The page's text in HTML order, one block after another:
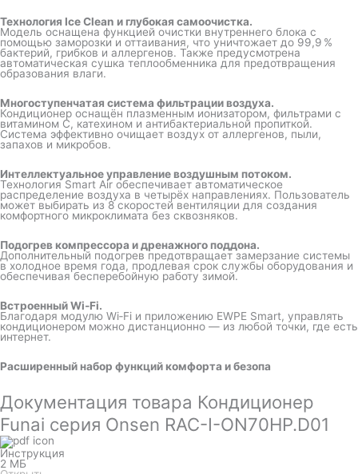
Технология Ice Clean и глубокая самоочистка.
Модель оснащена функцией очистки внутреннего блока с
помощью заморозки и оттаивания, что уничтожает до 99,9 %
бактерий, грибков и аллергенов. Также предусмотрена
автоматическая сушка теплообменника для предотвращения
образования влаги.
Многоступенчатая система фильтрации воздуха.
Кондиционер оснащён плазменным ионизатором, фильтрами с
витамином С, катехином и антибактериальной пропиткой.
Система эффективно очищает воздух от аллергенов, пыли,
запахов и микробов.
Интеллектуальное управление воздушным потоком.
Технология Smart Air обеспечивает автоматическое
распределение воздуха в четырёх направлениях. Пользователь
может выбирать из 8 скоростей вентиляции для создания
комфортного микроклимата без сквозняков.
Подогрев компрессора и дренажного поддона.
Дополнительный подогрев предотвращает замерзание системы
в холодное время года, продлевая срок службы оборудования и
обеспечивая бесперебойную работу зимой.
Встроенный Wi‑Fi.
Благодаря модулю Wi‑Fi и приложению EWPE Smart, управлять
кондиционером можно дистанционно — из любой точки, где есть
интернет.
Расширенный набор функций комфорта и безопа
Документация товара Кондиционер
Funai серия Onsen RAC-I-ON70HP.D01
Инструкция
2 МБ